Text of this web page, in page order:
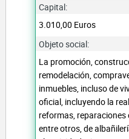
Capital:
3.010,00 Euros
Objeto social:
La promoción,
remodelación,
inmuebles, incluso de
oficial, incluyendo la
reformas, reparaciones
entre otros, de